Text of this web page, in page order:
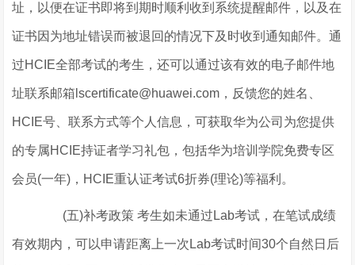
址，以便在证书即将到期时顺利收到系统提醒邮件，以及在
证书因为地址错误而被退回的情况下及时收到通知邮件。通
过HCIE全部考试的考生，还可以通过该有效的电子邮件地
址联系邮箱lscertificate@huawei.com，反馈您的姓名、
HCIE号、联系方式等个人信息，可获取华为公司为您提供
的专属HCIE持证者学习礼包，包括华为培训学院免费专区
会员(一年)，HCIE重认证考试6折券(理论)等福利。
(五)补考政策 考生如未通过Lab考试，在笔试成绩
有效期内，可以申请距离上一次Lab考试时间30个自然日后